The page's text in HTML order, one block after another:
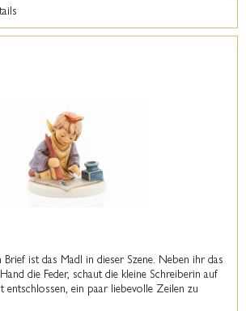
ist das Madl in dieser Szene. Neben ihr das
die Feder, schaut die kleine Schreiberin auf
entschlossen, ein paar liebevolle Zeilen zu